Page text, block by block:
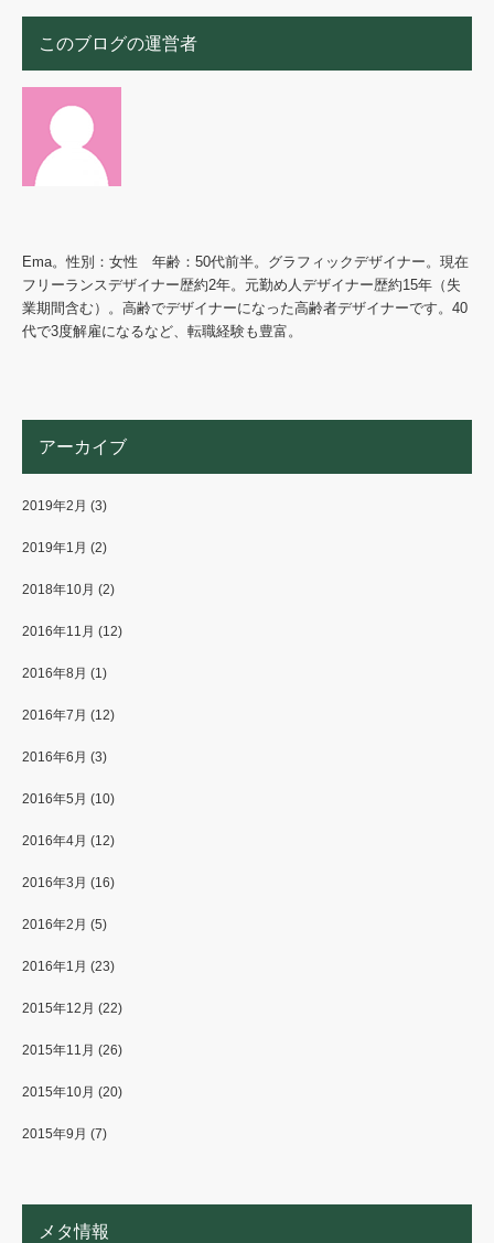
このブログの運営者
Ema。性別：女性 年齢：50代前半。グラフィックデザイナー。現在
フリーランスデザイナー歴約2年。元勤め人デザイナー歴約15年（失
業期間含む）。高齢でデザイナーになった高齢者デザイナーです。40
代で3度解雇になるなど、転職経験も豊富。
アーカイブ
2019年2月 (3)
2019年1月 (2)
2018年10月 (2)
2016年11月 (12)
2016年8月 (1)
2016年7月 (12)
2016年6月 (3)
2016年5月 (10)
2016年4月 (12)
2016年3月 (16)
2016年2月 (5)
2016年1月 (23)
2015年12月 (22)
2015年11月 (26)
2015年10月 (20)
2015年9月 (7)
メタ情報